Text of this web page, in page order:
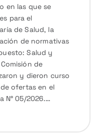
en las que se
para el
de Salud, la
de normativas
Salud y
de
y dieron curso
ofertas en el
N° 05/2026.…